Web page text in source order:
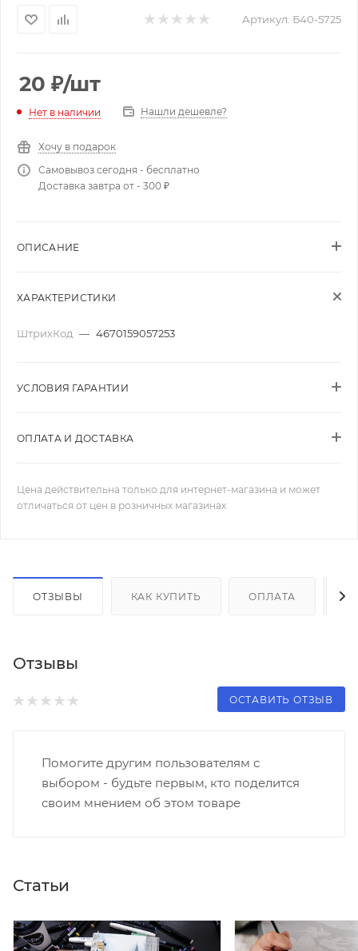
Артикул: Б40-5725
20 ₽/шт
Нет в наличии Нашли дешевле?
Хочу в подарок
Самовывоз сегодня - бесплатно
Доставка завтра от - 300 ₽
ОПИСАНИЕ
ХАРАКТЕРИСТИКИ
ШтрихКод — 4670159057253
УСЛОВИЯ ГАРАНТИИ
ОПЛАТА И ДОСТАВКА
Цена действительна только для интернет-магазина и может
отличаться от цен в розничных магазинах
ОТЗЫВЫ КАК КУПИТЬ ОПЛАТА
Отзывы
ОСТАВИТЬ ОТЗЫВ
Помогите другим пользователям с
выбором - будьте первым, кто поделится
своим мнением об этом товаре
Статьи